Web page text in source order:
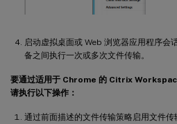
启动虚拟桌面或 Web 浏览器应用程序会
备之间执行一次或多次文件传输。
要通过适用于 Chrome 的 Citrix
请执行以下操作：
通过前面描述的文件传输策略启用文件传